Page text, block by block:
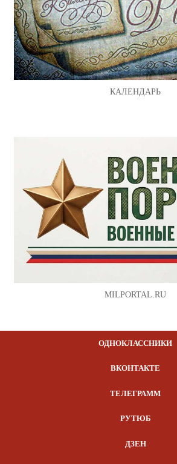
КАЛЕНДАРЬ
MILPORTAL.RU
ОДНОКЛАССНИКИ
ВКОНТАКТЕ
ТЕЛЕГРАММ
РУТЮБ
ДЗЕН